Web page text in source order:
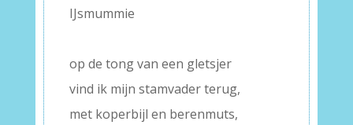
IJsmummie
op de tong van een gletsjer
vind ik mijn stamvader terug,
met koperbijl en berenmuts,